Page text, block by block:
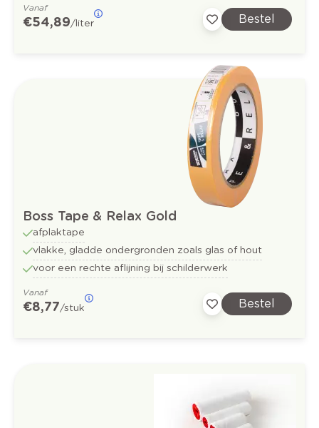
Vanaf
€ 54,89/liter Bestel
Boss Tape & Relax Gold
afplaktape
vlakke, gladde ondergronden zoals glas of hout
voor een rechte aflijning bij schilderwerk
Vanaf
€ 8,77/stuk Bestel